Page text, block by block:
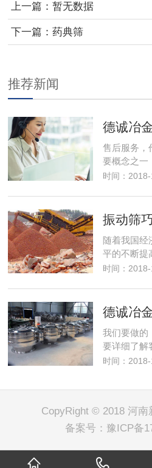
上一篇：暂无数据
下一篇：药典筛
推荐新闻
售后服务，
要概念之一
时间：
随着我国经
平的不断提
时间：
我们要做的
要详细了解
时间：
CopyRight © 2018 河南
备案号： 豫ICP备